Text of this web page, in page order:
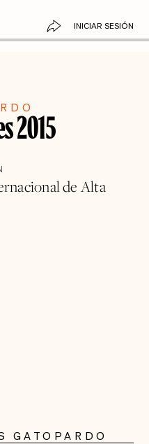
INICIAR SESIÓN
2015
de Alta
GATOPARDO